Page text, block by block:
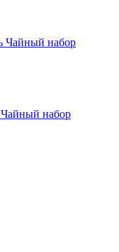
Чайный набор
Чайный набор